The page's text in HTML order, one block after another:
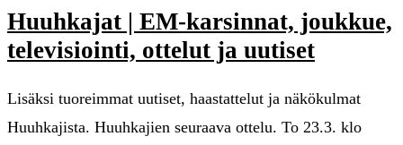
Huuhkajat | EM-karsinnat, joukkue,
televisiointi, ottelut ja uutiset
Lisäksi tuoreimmat uutiset, haastattelut ja näkökulmat
Huuhkajista. Huuhkajien seuraava ottelu. To 23.3. klo